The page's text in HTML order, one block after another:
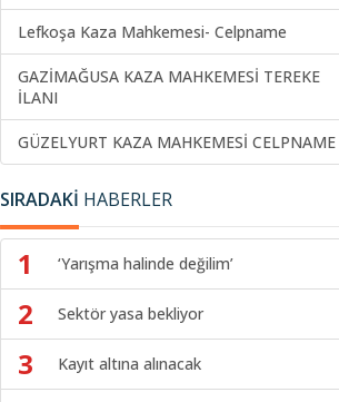
Lefkoşa Kaza Mahkemesi- Celpname
GAZİMAĞUSA KAZA MAHKEMESİ TEREKE
İLANI
GÜZELYURT KAZA MAHKEMESİ CELPNAME
SIRADAKİ HABERLER
1 ‘Yarışma halinde değilim’
2 Sektör yasa bekliyor
3 Kayıt altına alınacak